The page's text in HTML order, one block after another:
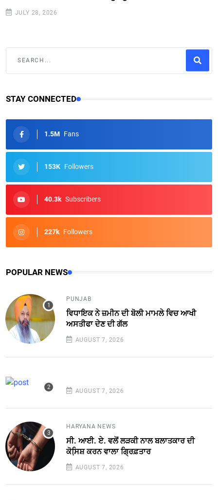
JULY 28, 2026
STAY CONNECTED
1.5M Fans
153K Followers
40.3k Subscribers
227k Followers
POPULAR NEWS
PUNJAB
ਵਿਧਾਇਕ ਨੇ ਜ਼ਮੀਨ ਦੀ ਬੋਲੀ ਮਾਮਲੇ ਵਿਚ ਆਖੀ
ਅਸਤੀਫਾ ਦੇਣ ਦੀ ਗੱਲ
AUGUST 7, 2026
AUGUST 7, 2026
HARYANA NEWS
ਸੀ. ਆਈ. ਏ. ਵਲੋਂ ਲੜਕੀ ਨਾਲ ਬਲਾਤਕਾਰ ਦੀ
ਕੋਸਿ਼ਸ਼ ਕਰਨ ਵਾਲਾ ਗ੍ਰਿਫ਼ਤਾਰ
AUGUST 7, 2026